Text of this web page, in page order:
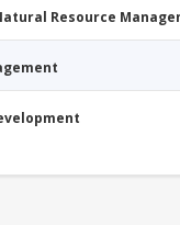
Resource